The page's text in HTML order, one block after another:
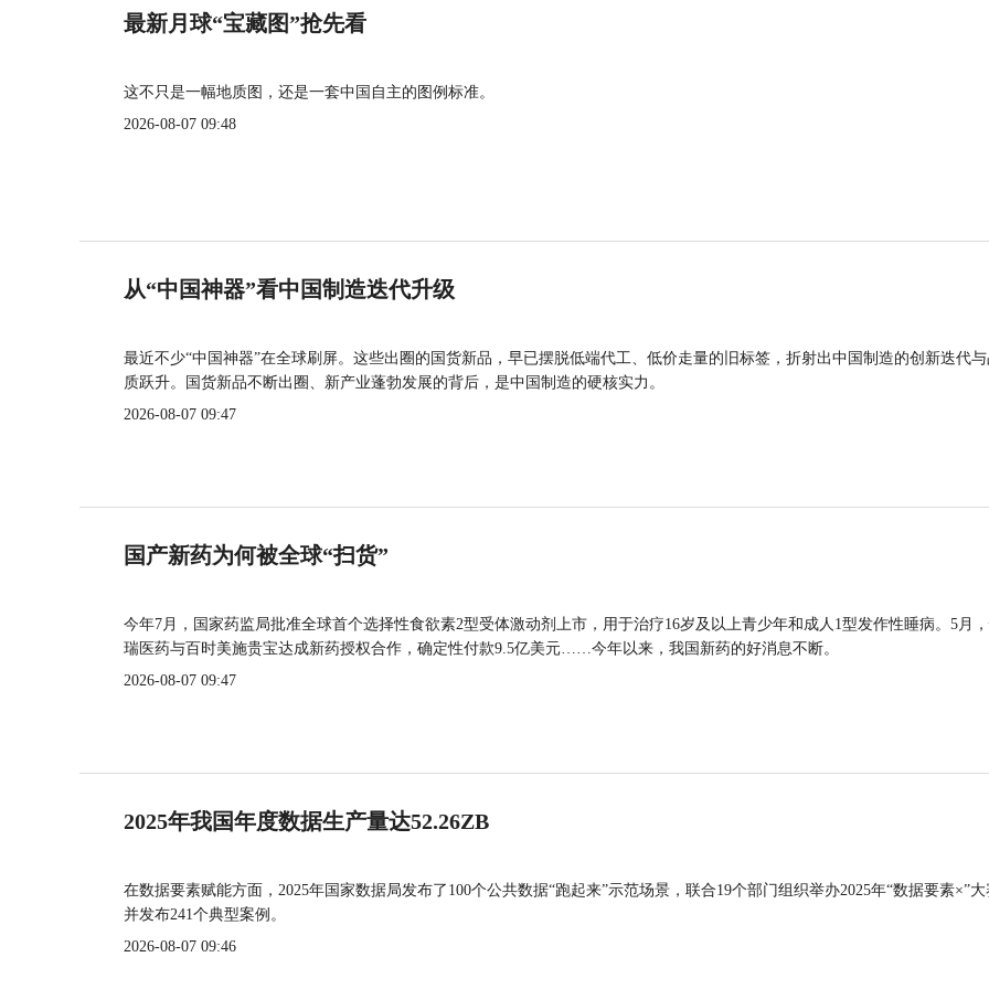
最新月球“宝藏图”抢先看
这不只是一幅地质图，还是一套中国自主的图例标准。
2026-08-07 09:48
从“中国神器”看中国制造迭代升级
最近不少“中国神器”在全球刷屏。这些出圈的国货新品，早已摆脱低端代工、低价走量的旧标签，折射出中国制造的创新迭代
质跃升。国货新品不断出圈、新产业蓬勃发展的背后，是中国制造的硬核实力。
2026-08-07 09:47
国产新药为何被全球“扫货”
今年7月，国家药监局批准全球首个选择性食欲素2型受体激动剂上市，用于治疗16岁及以上青少年和成人1型发作性睡病。5月
瑞医药与百时美施贵宝达成新药授权合作，确定性付款9.5亿美元……今年以来，我国新药的好消息不断。
2026-08-07 09:47
2025年我国年度数据生产量达52.26ZB
在数据要素赋能方面，2025年国家数据局发布了100个公共数据“跑起来”示范场景，联合19个部门组织举办2025年“数据要素×”大
并发布241个典型案例。
2026-08-07 09:46